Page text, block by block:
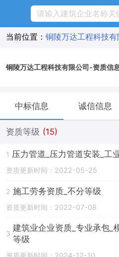
当前位置： 铜陵万达工程科技有
铜陵万达工程科技有限公司-资质信
中标信息 诚信信息
资质等级 (15)
1 压力管道_压力管道安装_工
资质更新时间：2022-05-25
2 施工劳务资质_不分等级
资质更新时间：2022-07-08
3
建筑业企业资质_专业承包_
等级
资质更新时间：2024-12-10